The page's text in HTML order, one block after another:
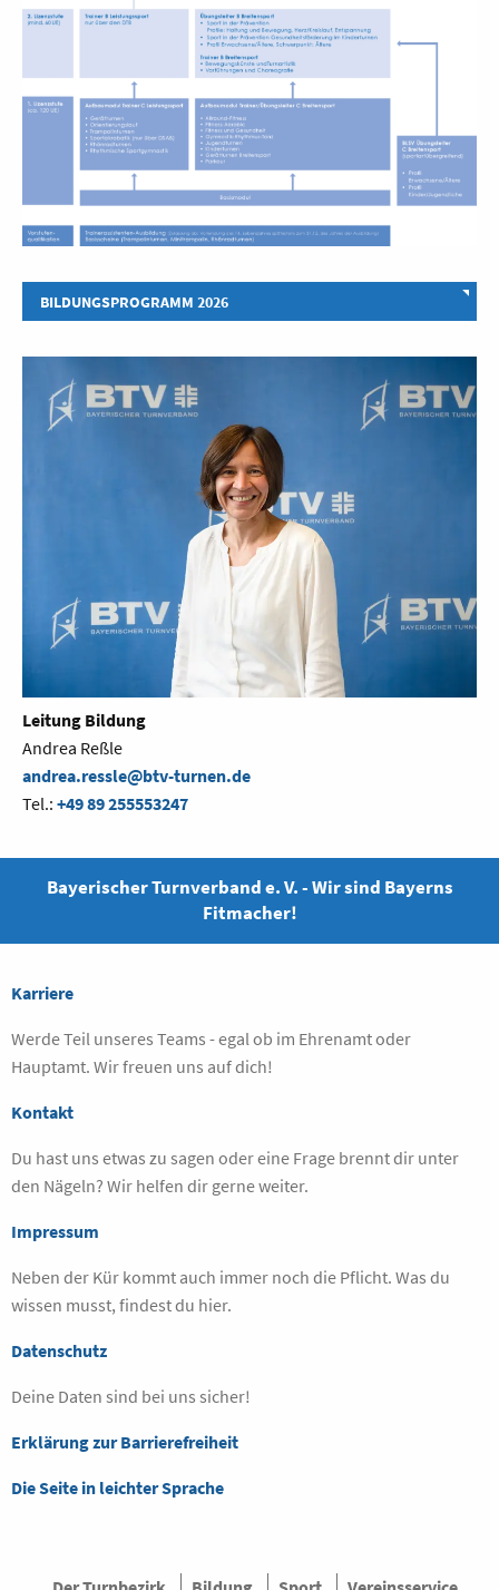
BILDUNGSPROGRAMM 2026
Leitung Bildung
Andrea Reßle
andrea.ressle@btv-turnen.de
Tel.: +49 89 255553247
Bayerischer Turnverband e. V. - Wir sind Bayerns
Fitmacher!
Karriere
Werde Teil unseres Teams - egal ob im Ehrenamt oder
Hauptamt. Wir freuen uns auf dich!
Kontakt
Du hast uns etwas zu sagen oder eine Frage brennt dir unter
den Nägeln? Wir helfen dir gerne weiter.
Impressum
Neben der Kür kommt auch immer noch die Pflicht. Was du
wissen musst, findest du hier.
Datenschutz
Deine Daten sind bei uns sicher!
Erklärung zur Barrierefreiheit
Die Seite in leichter Sprache